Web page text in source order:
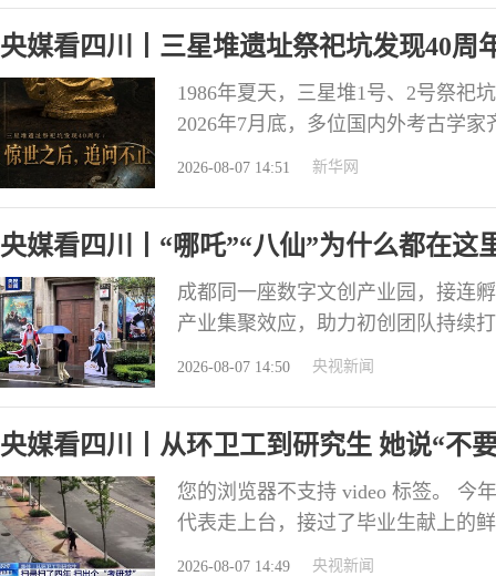
央媒看四川丨三星堆遗址祭祀坑发现40周
1986年夏天，三星堆1号、2号祭祀
2026年7月底，多位国内外考古学
现四十周年暨古象牙研究与保护学
2026-08-07 14:51 新华网
央媒看四川丨“哪吒”“八仙”为什么都在这
成都同一座数字文创产业园，接连
产业集聚效应，助力初创团队持续
截至目前，2026年暑期档电影总票
2026-08-07 14:50 央视新闻
央媒看四川丨从环卫工到研究生 她说“不
您的浏览器不支持 video 标签。 今
代表走上台，接过了毕业生献上的
后勤保障部的一名环卫职工。 就
2026-08-07 14:49 央视新闻